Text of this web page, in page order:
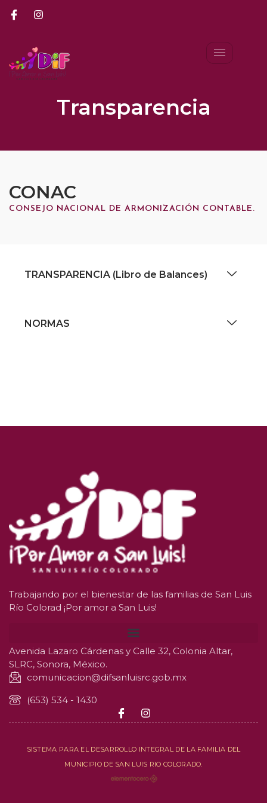
Transparencia
CONAC
CONSEJO NACIONAL DE ARMONIZACIÓN CONTABLE.
TRANSPARENCIA (Libro de Balances)
NORMAS
Trabajando por el bienestar de las familias de San Luis
Río Colorad ¡Por amor a San Luis!
Avenida Lazaro Cárdenas y Calle 32, Colonia Altar,
SLRC, Sonora, México.
comunicacion@difsanluisrc.gob.mx
(653) 534 - 1430
SISTEMA PARA EL DESARROLLO INTEGRAL DE LA FAMILIA DEL
MUNICIPIO DE SAN LUIS RIO COLORADO.